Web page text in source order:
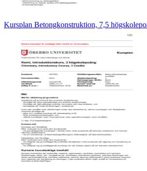
Kursplan Betongkonstruktion, 7,5